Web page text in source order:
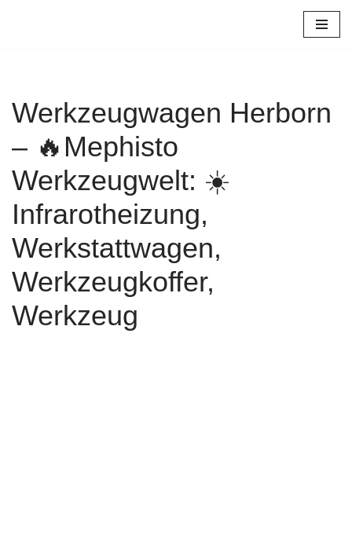
Werkzeugwagen Herborn
– 🔥Mephisto
Werkzeugwelt: ☀️
Infrarotheizung,
Werkstattwagen,
Werkzeugkoffer,
Werkzeug